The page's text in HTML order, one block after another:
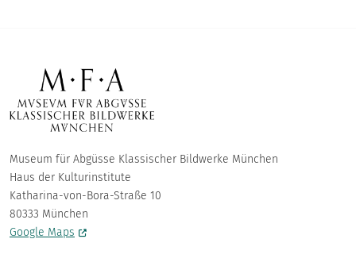
Museum für Abgüsse Klassischer Bildwerke München
Haus der Kulturinstitute
Katharina-von-Bora-Straße 10
80333 München
Google Maps